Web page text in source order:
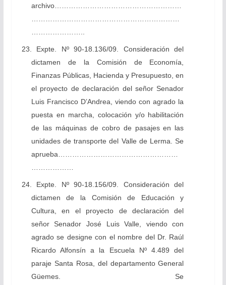
archivo………………………………………………
………………………………………………………
…………………..
23. Expte. Nº 90-18.136/09. Consideración del
dictamen de la Comisión de Economía,
Finanzas Públicas, Hacienda y Presupuesto, en
el proyecto de declaración del señor Senador
Luis Francisco D’Andrea, viendo con agrado la
puesta en marcha, colocación y/o habilitación
de las máquinas de cobro de pasajes en las
unidades de transporte del Valle de Lerma. Se
aprueba……………………………………………
………………
24. Expte. Nº 90-18.156/09. Consideración del
dictamen de la Comisión de Educación y
Cultura, en el proyecto de declaración del
señor Senador José Luis Valle, viendo con
agrado se designe con el nombre del Dr. Raúl
Ricardo Alfonsín a la Escuela Nº 4.489 del
paraje Santa Rosa, del departamento General
Güemes. Se